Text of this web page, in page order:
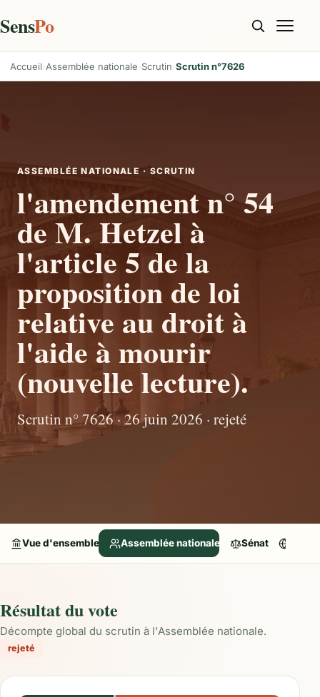
SensPo
Accueil Assemblée nationale Scrutin Scrutin n°7626
ASSEMBLÉE NATIONALE · SCRUTIN
l'amendement n° 54
de M. Hetzel à
l'article 5 de la
proposition de loi
relative au droit à
l'aide à mourir
(nouvelle lecture).
Scrutin n° 7626 · 26 juin 2026 · rejeté
Vue d'ensemble Assemblée nationale Sénat
Résultat du vote
Décompte global du scrutin à l'Assemblée nationale.
rejeté